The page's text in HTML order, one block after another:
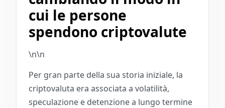
cui le persone
spendono criptovalute
\n\n
Per gran parte della sua storia iniziale, la
criptovaluta era associata a volatilità,
speculazione e detenzione a lungo termine